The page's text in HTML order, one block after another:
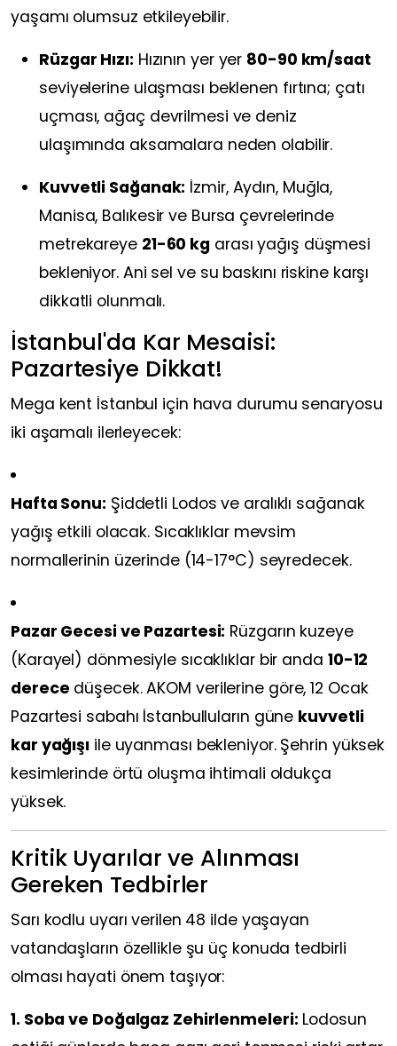
yaşamı olumsuz etkileyebilir.
Rüzgar Hızı: Hızının yer yer 80-90 km/saat
seviyelerine ulaşması beklenen fırtına; çatı
uçması, ağaç devrilmesi ve deniz
ulaşımında aksamalara neden olabilir.
Kuvvetli Sağanak: İzmir, Aydın, Muğla,
Manisa, Balıkesir ve Bursa çevrelerinde
metrekareye 21-60 kg arası yağış düşmesi
bekleniyor. Ani sel ve su baskını riskine karşı
dikkatli olunmalı.
İstanbul'da Kar Mesaisi:
Pazartesiye Dikkat!
Mega kent İstanbul için hava durumu senaryosu
iki aşamalı ilerleyecek:
Hafta Sonu: Şiddetli Lodos ve aralıklı sağanak
yağış etkili olacak. Sıcaklıklar mevsim
normallerinin üzerinde (14-17°C) seyredecek.
Pazar Gecesi ve Pazartesi: Rüzgarın kuzeye
(Karayel) dönmesiyle sıcaklıklar bir anda 10-12
derece düşecek. AKOM verilerine göre, 12 Ocak
Pazartesi sabahı İstanbulluların güne kuvvetli
kar yağışı ile uyanması bekleniyor. Şehrin yüksek
kesimlerinde örtü oluşma ihtimali oldukça
yüksek.
Kritik Uyarılar ve Alınması
Gereken Tedbirler
Sarı kodlu uyarı verilen 48 ilde yaşayan
vatandaşların özellikle şu üç konuda tedbirli
olması hayati önem taşıyor:
1. Soba ve Doğalgaz Zehirlenmeleri: Lodosun